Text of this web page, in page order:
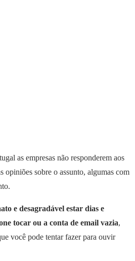
as empresas não responderem aos
opiniões sobre o assunto, algumas com
e desagradável estar dias e
tocar ou a conta de email vazia,
você pode tentar fazer para ouvir